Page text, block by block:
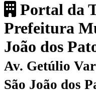
Portal da
Prefeitura
João dos
Av. Getúlio
São João dos